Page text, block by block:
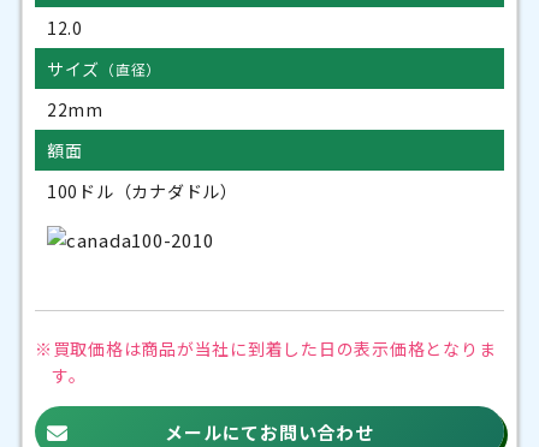
12.0
サイズ （直径）
22mm
額面
100ドル（カナダドル）
※買取価格は商品が当社に到着した日の表示価格となりま
す。
メールにてお問い合わせ